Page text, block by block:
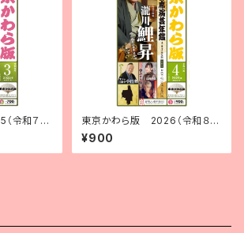
令和７）
東京かわら版 2026（令和８）
年４月号 寄席演芸年鑑2026年
版 合併号
¥900